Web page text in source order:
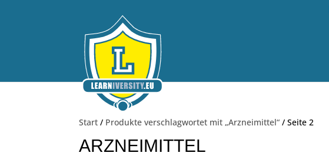
Start / Produkte verschlagwortet mit „Arzneimittel“ / Seite 2
ARZNEIMITTEL